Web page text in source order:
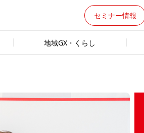
セミナー情報
地域GX・くらし